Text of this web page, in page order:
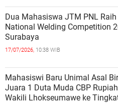
Dua Mahasiswa JTM PNL
National Welding Competition
Surabaya
17/07/2026, 10:38 WIB
Mahasiswi Baru Unimal Asal
Juara 1 Duta Muda CBP
Wakili Lhokseumawe ke